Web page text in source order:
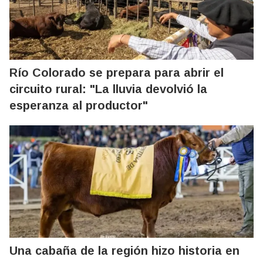
Río Colorado se prepara para abrir el
circuito rural: "La lluvia devolvió la
esperanza al productor"
Una cabaña de la región hizo historia en